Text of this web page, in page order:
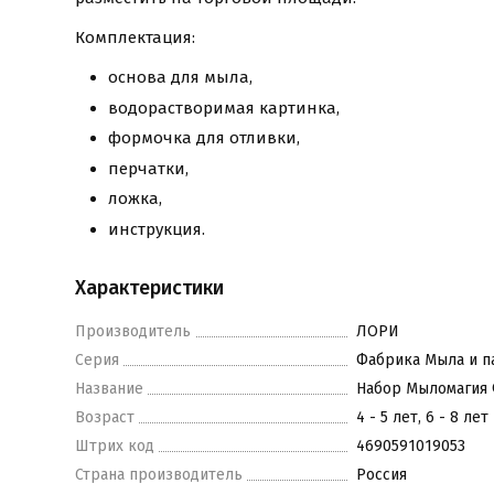
Комплектация:
основа для мыла,
водорастворимая картинка,
формочка для отливки,
перчатки,
ложка,
инструкция.
Характеристики
Производитель
ЛОРИ
Серия
Фабрика Мыла и
Название
Набор Мыломагия
Возраст
4 - 5 лет, 6 - 8 лет
Штрих код
4690591019053
Страна производитель
Россия